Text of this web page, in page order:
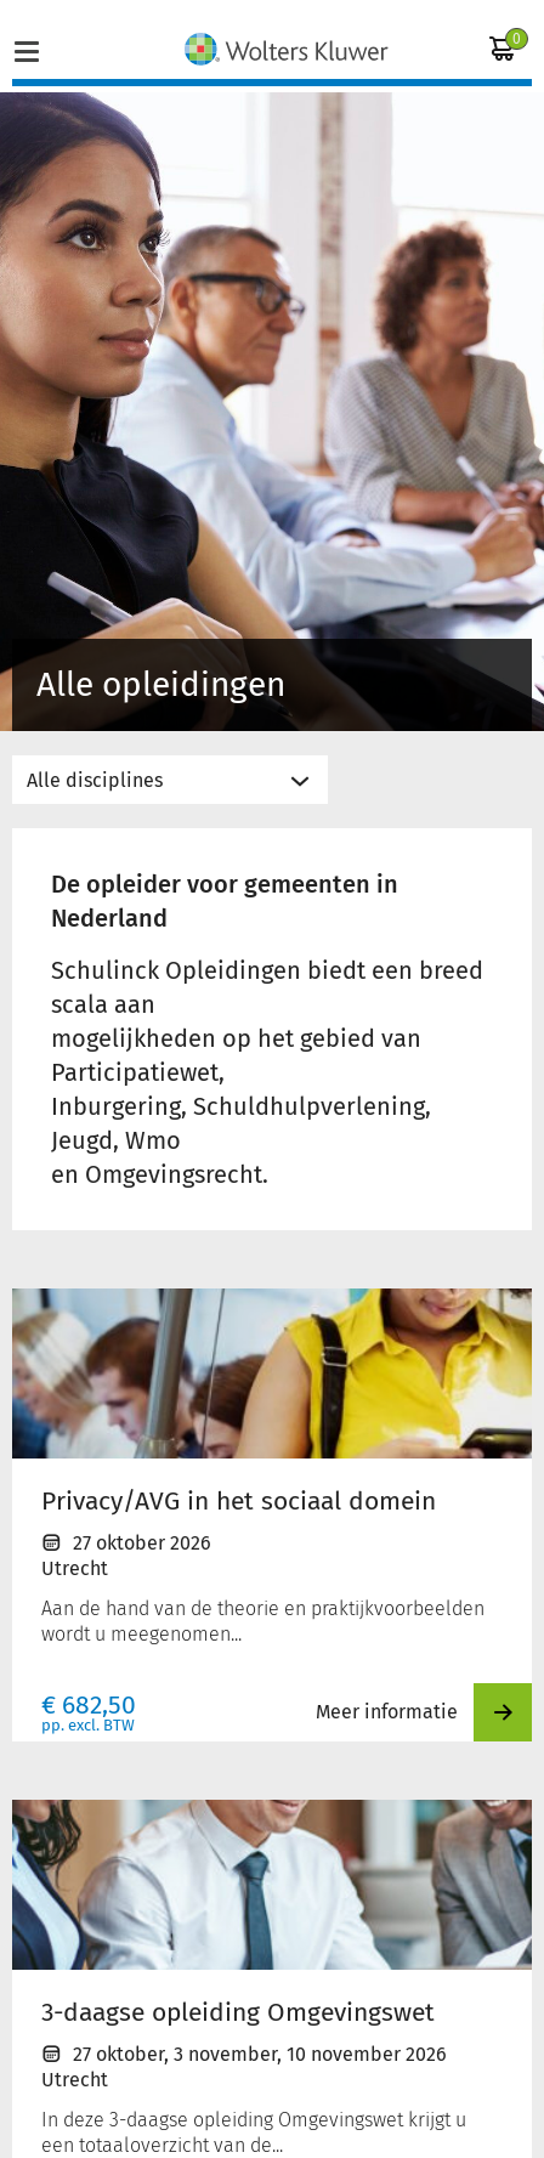
0
Home
Vakgebieden
Producten
Opleidingen
Juridisch advies
Inloggen op de kennisbank
Inloggen
Registreren
Alle opleidingen
De opleider voor gemeenten in
Nederland
Schulinck Opleidingen biedt een breed
scala aan
mogelijkheden op het gebied van
Participatiewet,
Inburgering, Schuldhulpverlening,
Jeugd, Wmo
en Omgevingsrecht.
Privacy/AVG in het sociaal domein
27 oktober 2026
Utrecht
Aan de hand van de theorie en praktijkvoorbeelden
wordt u meegenomen...
€ 682,50
pp. excl. BTW
Meer informatie
Privacy/AVG
in
het
sociaal
domein
3-daagse opleiding Omgevingswet
27 oktober, 3 november, 10 november 2026
Utrecht
In deze 3-daagse opleiding Omgevingswet krijgt u
een totaaloverzicht van de...
3-
daagse
opleiding
Omgevingswet